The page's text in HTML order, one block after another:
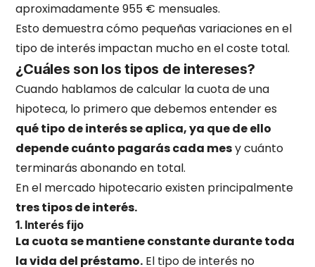
aproximadamente 955 € mensuales.
Esto demuestra cómo pequeñas variaciones en el
tipo de interés impactan mucho en el coste total.
¿Cuáles son los tipos de intereses?
Cuando hablamos de calcular la cuota de una
hipoteca, lo primero que debemos entender es
qué tipo de interés se aplica, ya que de ello
depende cuánto pagarás cada mesy cuánto
terminarás abonando en total.
En el mercado hipotecario existen principalmente
tres tipos de interés.
1. Interés fijo
La cuota se mantiene constante durante toda
la vida del préstamo. El tipo de interés no